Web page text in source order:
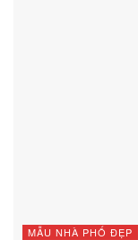
MẪU NHÀ PHỐ ĐẸP